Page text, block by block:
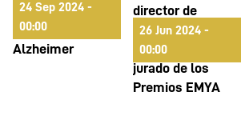
24 Sep 2024 -
00:00
talleres dirigidos
a enfermos de
Alzheimer
26 Jun 2024 -
00:00
director de
L'ETNO, elegido
miembro del
jurado de los
Premios EMYA